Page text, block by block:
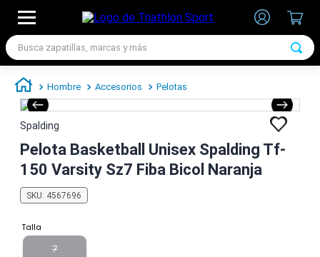
Busca zapatillas, marcas y más
Hombre Accesorios Pelotas
Spalding
Pelota Basketball Unisex Spalding Tf-
150 Varsity Sz7 Fiba Bicol Naranja
SKU: 4567696
Talla
7
TÉRMINOS MÁS BUSCADOS
1.
zapatillas futbol
2.
zapatillas nike
3.
zapatillas adidas hombre
4
chimpunes
.
zapatillas adidas mujer
6
zapatillas nike mujer